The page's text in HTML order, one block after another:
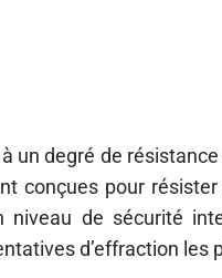
un degré de
conçues pour
niveau de sécurité
d’effraction les